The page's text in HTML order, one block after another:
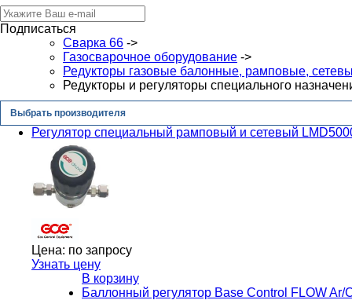
Подписаться
Сварка 66 ->
Газосварочное оборудование ->
Редукторы газовые балонные, рамповые,
Редукторы и регуляторы специального
Выбрать производителя
Регулятор специальный рамповый и сетевый
Цена: по запросу
Узнать цену
В корзину
Баллонный регулятор Base Control FLOW